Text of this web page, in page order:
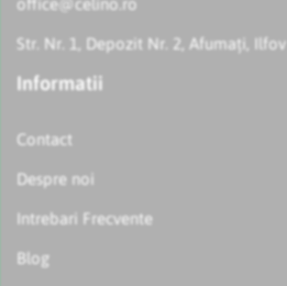
office@celino.ro
Str. Nr. 1, Depozit Nr. 2, Afumați, Ilfov
Informatii
Contact
Despre noi
Intrebari Frecvente
Blog